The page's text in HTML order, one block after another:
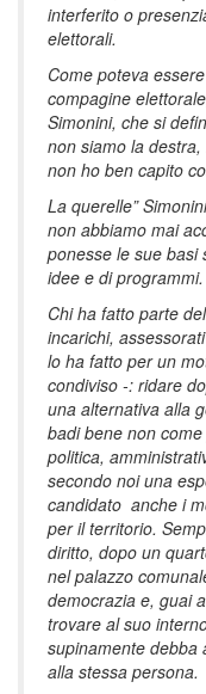
interferito o
elettorali.
Come poteva
compagine
Simonini, che si
non siamo la
non ho ben capito
La querelle”
non abbiamo mai
ponesse le sue basi
idee e di programmi.
Chi ha fatto parte
incarichi,
lo ha fatto per un
condiviso -: ridare
una alternativa alla
badi bene non
politica,
secondo noi una
candidato anche i
per il territorio.
diritto, dopo un
nel palazzo
democrazia e, guai
trovare al suo
supinamente debba
alla stessa persona.